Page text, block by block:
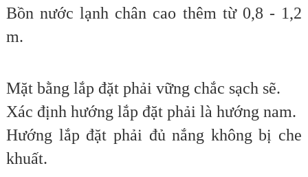
Bồn nước lạnh chân cao thêm từ 0,8 - 1,2
m.
Mặt bằng lắp đặt phải vững chắc sạch sẽ.
Xác định hướng lắp đặt phải là hướng nam.
Hướng lắp đặt phải đủ nắng không bị che
khuất.